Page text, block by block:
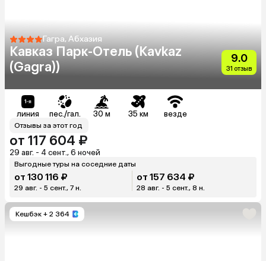
Гагра, Абхазия
Кавказ Парк-Отель (Kavkaz
(Gagra))
9.0
31 отзыв
линия пес./гал. 30 м 35 км везде
Отзывы за этот год
от 117 604 ₽
29 авг. - 4 сент., 6 ночей
Выгодные туры на соседние даты
от 130 116 ₽
29 авг. - 5 сент., 7 н.
от 157 634 ₽
28 авг. - 5 сент., 8 н.
Кешбэк + 2 364